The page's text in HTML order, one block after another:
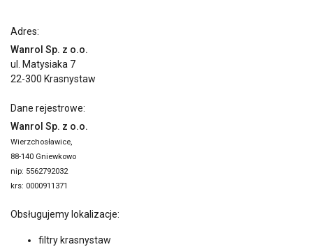
Adres:
Wanrol Sp. z o.o.
ul. Matysiaka 7
22-300 Krasnystaw
Dane rejestrowe:
Wanrol Sp. z o.o.
Wierzchosławice,
88-140 Gniewkowo
nip: 5562792032
krs: 0000911371
Obsługujemy lokalizacje:
filtry krasnystaw